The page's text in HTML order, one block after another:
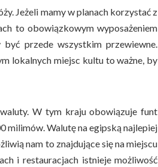
Jeżeli mamy w planach korzystać z
to obowiązkowym wyposażeniem
przede wszystkim przewiewne.
lokalnych miejsc kultu to ważne, by
W tym kraju obowiązuje funt
milimów. Walutę na egipską najlepiej
nam to znajdujące się na miejscu
i restauracjach istnieje możliwość